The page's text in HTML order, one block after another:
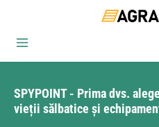
Sari la conținutul principal
SPYPOINT - Prima dvs.
vieții sălbatice și